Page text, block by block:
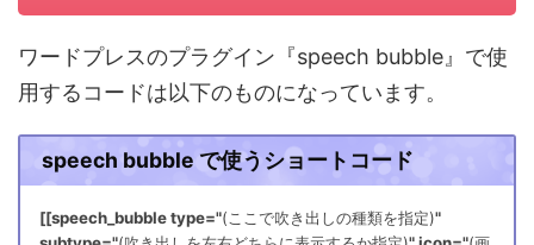
ワードプレスのプラグイン『speech bubble』で使
用するコードは以下のものになっています。
speech bubble で使うショートコード
[[speech_bubble type="(ここで吹き出しの種類を指定)"